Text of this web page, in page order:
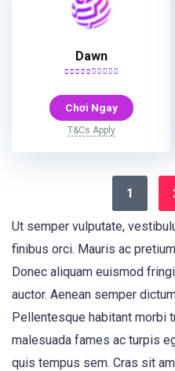
Dawn
Chơi Ngay
T&Cs Apply
1
Ut semper vulputate,
finibus orci. Mauris ac
Donec aliquam euismod
auctor. Aenean semper
Pellentesque habitant morbi
malesuada fames ac turpis
quis tempus sem. Cras sit